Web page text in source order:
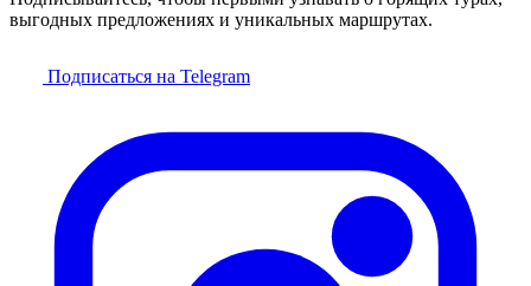
выгодных предложениях и уникальных маршрутах.
Подписаться на Telegram